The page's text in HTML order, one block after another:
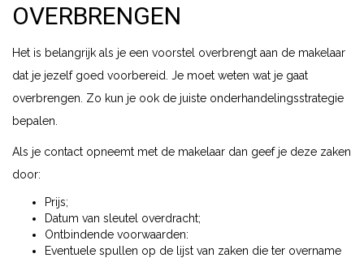
OVERBRENGEN
Het is belangrijk als je een voorstel overbrengt aan de makelaar
dat je jezelf goed voorbereid. Je moet weten wat je gaat
overbrengen. Zo kun je ook de juiste onderhandelingsstrategie
bepalen.
Als je contact opneemt met de makelaar dan geef je deze zaken
door:
Prijs;
Datum van sleutel overdracht;
Ontbindende voorwaarden:
Eventuele spullen op de lijst van zaken die ter overname